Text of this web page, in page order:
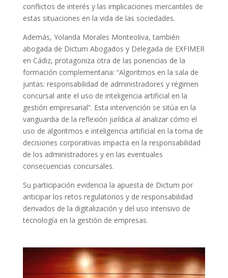
conflictos de interés y las implicaciones mercantiles de
estas situaciones en la vida de las sociedades.
Además, Yolanda Morales Monteoliva, también
abogada de Dictum Abogados y Delegada de EXFIMER
en Cádiz, protagoniza otra de las ponencias de la
formación complementaria: “Algoritmos en la sala de
juntas: responsabilidad de administradores y régimen
concursal ante el uso de inteligencia artificial en la
gestión empresarial”. Esta intervención se sitúa en la
vanguardia de la reflexión jurídica al analizar cómo el
uso de algoritmos e inteligencia artificial en la toma de
decisiones corporativas impacta en la responsabilidad
de los administradores y en las eventuales
consecuencias concursales.
Su participación evidencia la apuesta de Dictum por
anticipar los retos regulatorios y de responsabilidad
derivados de la digitalización y del uso intensivo de
tecnología en la gestión de empresas.